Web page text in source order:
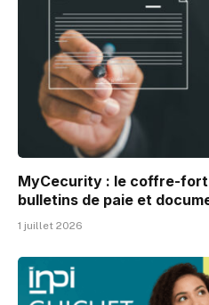
MyCecurity : le coffre-
bulletins de paie et
1 juillet 2026